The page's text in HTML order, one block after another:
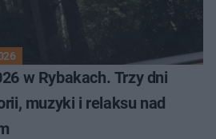
w Rybakach. Trzy dni
muzyki i relaksu nad